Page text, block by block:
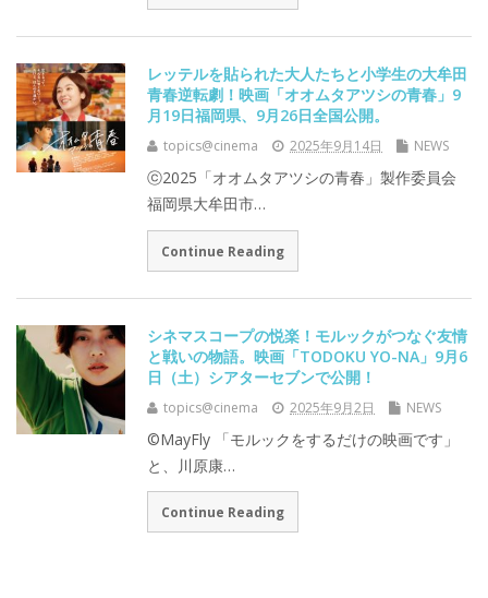
レッテルを貼られた大人たちと小学生の大牟田
青春逆転劇！映画「オオムタアツシの青春」9
月19日福岡県、9月26日全国公開。
topics@cinema 2025年9月14日 NEWS
ⓒ2025「オオムタアツシの青春」製作委員会
福岡県大牟田市…
Continue Reading
シネマスコープの悦楽！モルックがつなぐ友情
と戦いの物語。映画「TODOKU YO-NA」9月6
日（土）シアターセブンで公開！
topics@cinema 2025年9月2日 NEWS
©︎MayFly 「モルックをするだけの映画です」
と、川原康…
Continue Reading